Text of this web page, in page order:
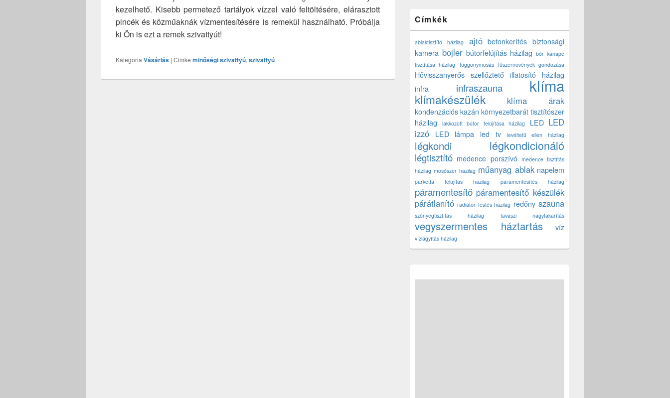
kezelhető. Kisebb permetező tartályok vízzel való feltöltésére, elárasztott
pincék és közműaknák vízmentesítésére is remekül használható. Próbálja
ki Ön is ezt a remek szivattyút!
Kategoria Vásárlás | Cimke minőségi szivattyú, szivattyú
Címkék
ablaktisztító házilag ajtó betonkerítés biztonsági
kamera bojler bútorfelújítás házilag bőr kanapé
tisztítása házilag függönymosás fűszernövények gondozása
Hővisszanyerős szellőztető illatosító házilag
infra
infraszauna klíma
klímakészülék klíma árak
kondenzációs kazán környezetbarát tisztítószer
házilag
lakkozott bútor felújítása házilag LED LED
izzó
LED lámpa led tv levéltetű ellen házilag
légkondi légkondicionáló
légtisztító medence porszívó medence tisztítás
házilag mosószer házilag műanyag ablak napelem
parketta felújítás házilag páramentesítés házilag
páramentesítő páramentesítő készülék
párátlanító radiátor festés házilag redőny szauna
szőnyegtisztítás házilag tavaszi nagytakarítás
vegyszermentes háztartás víz
vízlágyítás házilag